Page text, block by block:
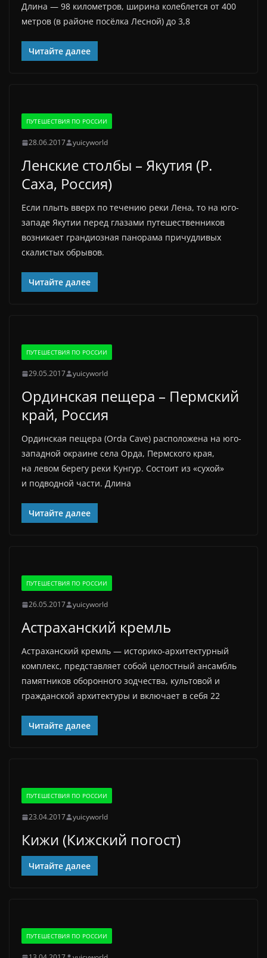
Длина — 98 километров, ширина колеблется от 400
метров (в районе посёлка Лесной) до 3,8
Читайте далее
ПУТЕШЕСТВИЯ ПО РОССИИ
28.06.2017 yuicyworld
Ленские столбы – Якутия (Р.
Саха, Россия)
Если плыть вверх по течению реки Лена, то на юго-
западе Якутии перед глазами путешественников
возникает грандиозная панорама причудливых
скалистых обрывов.
Читайте далее
ПУТЕШЕСТВИЯ ПО РОССИИ
29.05.2017 yuicyworld
Ординская пещера – Пермский
край, Россия
Ординская пещера (Orda Cave) расположена на юго-
западной окраине села Орда, Пермского края,
на левом берегу реки Кунгур. Состоит из «сухой»
и подводной части. Длина
Читайте далее
ПУТЕШЕСТВИЯ ПО РОССИИ
26.05.2017 yuicyworld
Астраханский кремль
Астраханский кремль — историко-архитектурный
комплекс, представляет собой целостный ансамбль
памятников оборонного зодчества, культовой и
гражданской архитектуры и включает в себя 22
Читайте далее
ПУТЕШЕСТВИЯ ПО РОССИИ
23.04.2017 yuicyworld
Кижи (Кижский погост)
Читайте далее
ПУТЕШЕСТВИЯ ПО РОССИИ